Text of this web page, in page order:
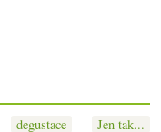
degustace Jen tak...